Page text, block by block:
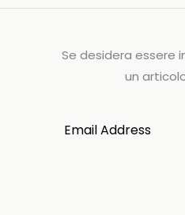
Se desidera
un